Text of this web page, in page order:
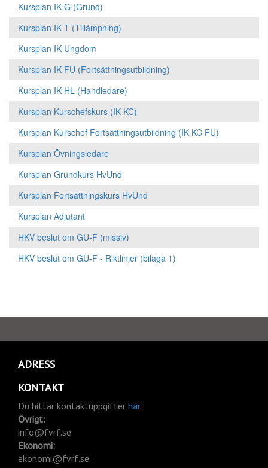
Kursplan IK G (Grund)
Kursplan IK T (Tillämpning)
Kursplan IK Ungdom
Kursplan IK FU (Fortsättningsutbildning)
Kursplan IK HL (Handledare)
Kursplan Kurschefskurs (IK KC)
Kursplan Kurschef Fortsättningsutbildning (IK KC FU)
Kursplan Övningsledare
Kursplan Grundkurs HvUnd
Kursplan Fortsättningskurs HvUnd
Kursplan Adjutant
HKV beslut om GU-F (missiv)
HKV beslut om GU-F - Riktlinjer (bilaga 1)
ADRESS
KONTAKT
Du hittar kontaktuppgifter här.
Övrigt:
info@fvrf.se
Ekonomi:
ekonomi@fvrf.se